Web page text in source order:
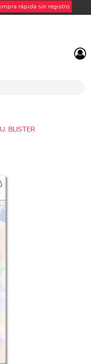
rápida sin registro
BLISTER